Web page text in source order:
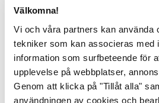
Välkomna!
Vi och våra partners kan använda
tekniker som kan associeras med
information som surfbeteende för
upplevelse på webbplatser,
Genom att klicka på "Tillåt alla"
användningen av cookies och
Aranesp (darbepoetin alfa)
Distribueras endast via
För fullständig information vid
produktresumé och aktuella
att komma till fass.se.